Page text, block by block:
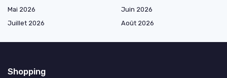
Mai 2026
Juin 2026
Juillet 2026
Août 2026
Shopping